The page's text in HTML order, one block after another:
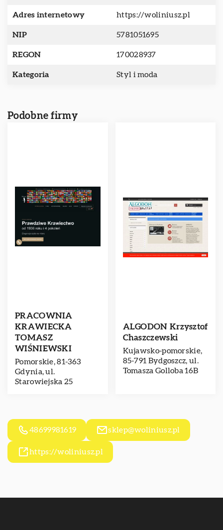
Adres internetowy https://woliniusz.pl
NIP 5781051695
REGON 170028937
Kategoria Styl i moda
Podobne firmy
PRACOWNIA
KRAWIECKA
TOMASZ
WIŚNIEWSKI
Pomorskie, 81-363
Gdynia, ul.
Starowiejska 25
ALGODON Krzysztof
Chaszczewski
Kujawsko-pomorskie,
85-791 Bydgoszcz, ul.
Tomasza Golloba 16B
48699981619 sklep@woliniusz.pl
https://woliniusz.pl